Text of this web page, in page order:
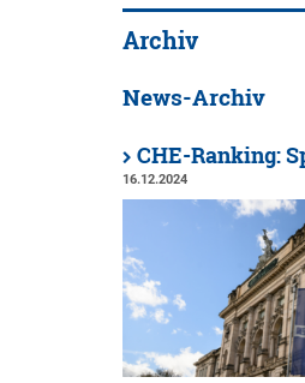
Archiv
News-Archiv
CHE-Ranking:
16.12.2024